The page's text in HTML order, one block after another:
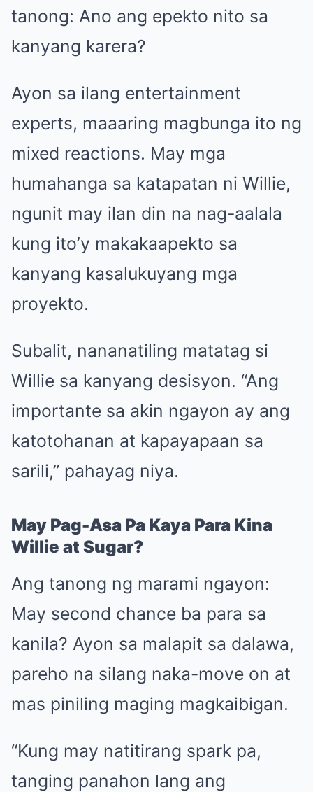
tanong: Ano ang epekto nito sa
kanyang karera?
Ayon sa ilang entertainment
experts, maaaring magbunga ito ng
mixed reactions. May mga
humahanga sa katapatan ni Willie,
ngunit may ilan din na nag-aalala
kung ito’y makakaapekto sa
kanyang kasalukuyang mga
proyekto.
Subalit, nananatiling matatag si
Willie sa kanyang desisyon. “Ang
importante sa akin ngayon ay ang
katotohanan at kapayapaan sa
sarili,” pahayag niya.
May Pag-Asa Pa Kaya Para Kina
Willie at Sugar?
Ang tanong ng marami ngayon:
May second chance ba para sa
kanila? Ayon sa malapit sa dalawa,
pareho na silang naka-move on at
mas piniling maging magkaibigan.
“Kung may natitirang spark pa,
tanging panahon lang ang